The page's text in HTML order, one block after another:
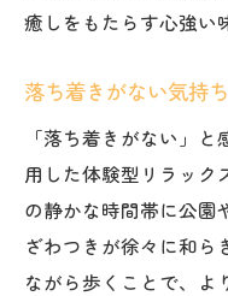
癒しをもたらす心強い
落ち着きがない気持
「落ち着きがない」
用した体験型リラック
の静かな時間帯に公園
ざわつきが徐々に和ら
ながら歩くことで、よ